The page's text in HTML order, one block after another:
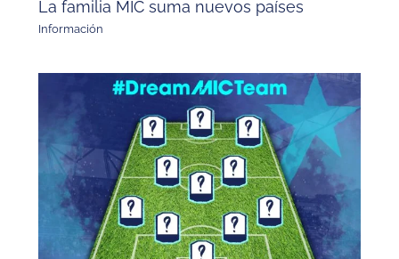
La familia MIC suma nuevos países
Información